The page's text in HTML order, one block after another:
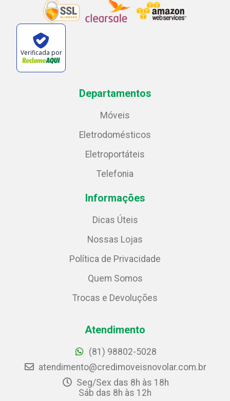
Verificada por
Departamentos
Móveis
Eletrodomésticos
Eletroportáteis
Telefonia
Informações
Dicas Úteis
Nossas Lojas
Política de Privacidade
Quem Somos
Trocas e Devoluções
Atendimento
(81) 98802-5028
atendimento@credimoveisnovolar.com.br
Seg/Sex das 8h às 18h
Sáb das 8h às 12h